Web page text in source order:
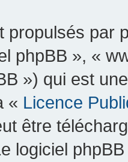
propulsés par
phpBB », «
») qui est
« Licence
être
logiciel